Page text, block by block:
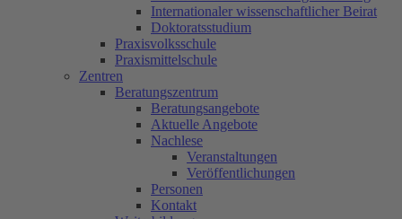
Internationaler wissenschaftlicher Beirat
Doktoratsstudium
Praxisvolksschule
Praxismittelschule
Zentren
Beratungszentrum
Beratungsangebote
Aktuelle Angebote
Nachlese
Veranstaltungen
Veröffentlichungen
Personen
Kontakt